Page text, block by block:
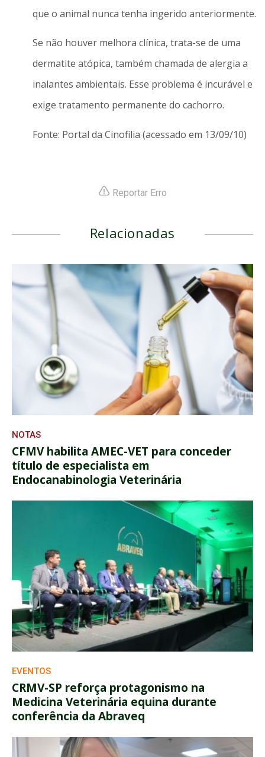
que o animal nunca tenha ingerido anteriormente.
Se não houver melhora clínica, trata-se de uma
dermatite atópica, também chamada de alergia a
inalantes ambientais. Esse problema é incurável e
exige tratamento permanente do cachorro.
Fonte: Portal da Cinofilia (acessado em 13/09/10)
Reportar Erro
Relacionadas
NOTAS
CFMV habilita AMEC-VET para conceder
título de especialista em
Endocanabinologia Veterinária
EVENTOS
CRMV-SP reforça protagonismo na
Medicina Veterinária equina durante
conferência da Abraveq